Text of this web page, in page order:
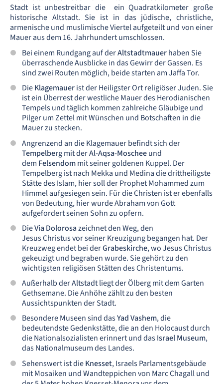
Stadt ist unbestreitbar die ein Quadratkilometer große
historische Altstadt. Sie ist in das jüdische, christliche,
armenische und muslimische Viertel aufgeteilt und von einer
Mauer aus dem 16. Jahrhundert umschlossen.
Bei einem Rundgang auf derAltstadtmauerhaben Sie
überraschende Ausblicke in das Gewirr der Gassen. Es
sind zwei Routen möglich, beide starten am Jaffa Tor.
DieKlagemauerist der Heiligster Ort religiöser Juden. Sie
ist ein Überrest der westliche Mauer des Herodianischen
Tempels und täglich kommen zahlreiche Gläubige und
Pilger um Zettel mit Wünschen und Botschaften in die
Mauer zu stecken.
Angrenzend an die Klagemauer befindt sich der
Tempelbergmit derAl-Aqsa-Moscheeund
dem Felsendommit seiner goldenen Kuppel. Der
Tempelberg ist nach Mekka und Medina die drittheiligste
Stätte des Islam, hier soll der Prophet Mohammed zum
Himmel aufgesiegen sein. Für die Christen ist er ebenfalls
von Bedeutung, hier wurde Abraham von Gott
aufgefordert seinen Sohn zu opfern.
DieVia Dolorosazeichnet den Weg, den
Jesus Christus vor seiner Kreuzigung begangen hat. Der
Kreuzweg endet bei derGrabeskirche, wo Jesus Christus
gekeuzigt und begraben wurde. Sie gehört zu den
wichtigsten religiösen Stätten des Christentums.
Außerhalb der Altstadt liegt der Ölberg mit dem Garten
Gethsemane. Die Anhöhe zählt zu den besten
Aussichtspunkten der Stadt.
Besondere Museen sind dasYad Vashem, die
bedeutendste Gedenkstätte, die an den Holocaust durch
die Nationalsozialisten erinnert und dasIsrael Museum,
das Nationalmuseum des Landes.
Sehenswert ist dieKnesset, Israels Parlamentsgebäude
mit Mosaiken und Wandteppichen von Marc Chagall und